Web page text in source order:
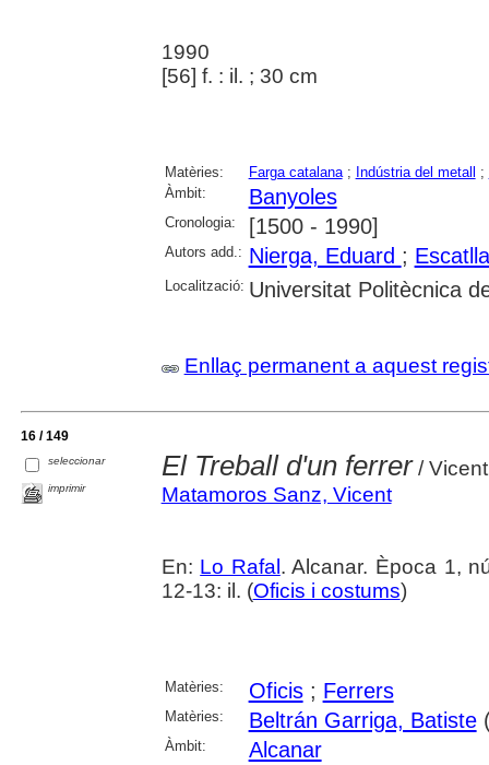
1990
[56] f. : il. ; 30 cm
Matèries: Farga catalana; Indústria del metall ;
Àmbit:
Banyoles
Cronologia: [1500 - 1990]
Autors add.: Nierga, Eduard ;
Localització: Universitat Politècnica
Enllaç permanent a aquest
16 / 149
seleccionar
imprimir
El Treball d'un ferrer/ Vicent
Matamoros Sanz, Vicent
En: Lo Rafal. Alcanar. Època 1,
12-13: il. (Oficis i costums)
Matèries: Oficis; Ferrers
Matèries: Beltrán Garriga, Batiste
Àmbit: Alcanar